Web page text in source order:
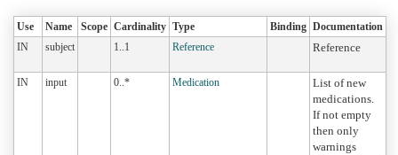
Use Name Scope Cardinality Type Binding Documentation
IN
subject 1..1 Reference Reference
IN input 0..* Medication
List of new
medications.
If not empty
then only
warnings